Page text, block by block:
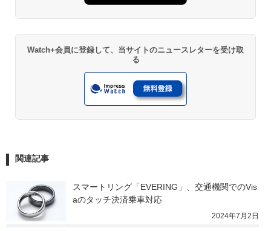
Watch+会員に登録して、当サイトのニュースレターを受け取
る
関連記事
スマートリング「EVERING」、交通機関でのVis
aのタッチ決済乗車対応
2024年7月2日